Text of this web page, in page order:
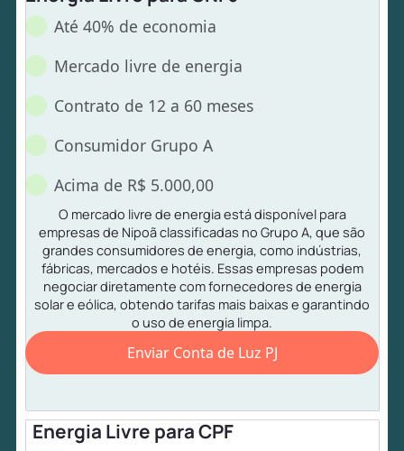
Até 40% de economia
Mercado livre de energia
Contrato de 12 a 60 meses
Consumidor Grupo A
Acima de R$ 5.000,00
O mercado livre de energia está disponível para
empresas de Nipoã classificadas no Grupo A, que são
grandes consumidores de energia, como indústrias,
fábricas, mercados e hotéis. Essas empresas podem
negociar diretamente com fornecedores de energia
solar e eólica, obtendo tarifas mais baixas e garantindo
o uso de energia limpa.
Enviar Conta de Luz PJ
Energia Livre para CPF